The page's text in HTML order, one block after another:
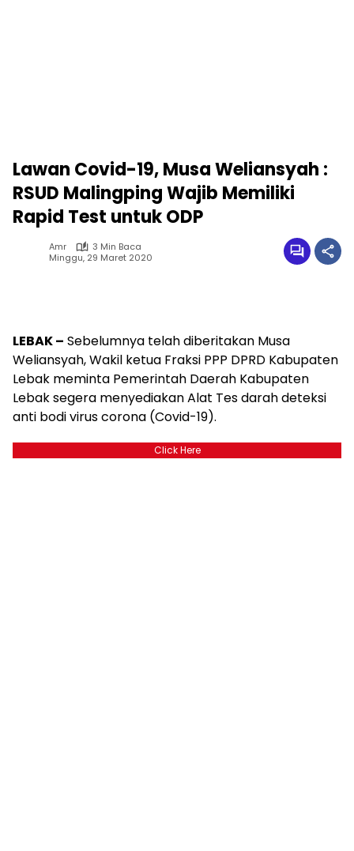
Lawan Covid-19, Musa Weliansyah :
RSUD Malingping Wajib Memiliki
Rapid Test untuk ODP
Amr
3 Min Baca
Minggu, 29 Maret 2020
LEBAK – Sebelumnya telah diberitakan Musa
Weliansyah, Wakil ketua Fraksi PPP DPRD Kabupaten
Lebak meminta Pemerintah Daerah Kabupaten
Lebak segera menyediakan Alat Tes darah deteksi
anti bodi virus corona (Covid-19).
Click Here